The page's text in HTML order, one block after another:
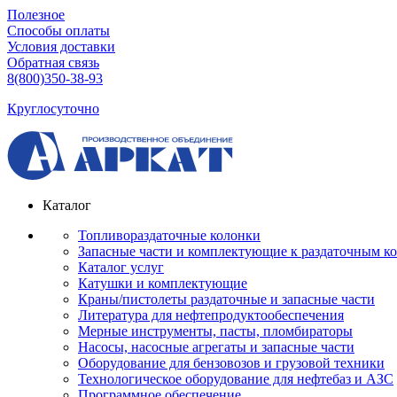
Полезное
Способы оплаты
Условия доставки
Обратная связь
8(800)350-38-93
Круглосуточно
Каталог
Топливораздаточные колонки
Запасные части и комплектующие к раздаточным
Каталог услуг
Катушки и комплектующие
Краны/пистолеты раздаточные и запасные части
Литература для нефтепродуктообеспечения
Мерные инструменты, пасты, пломбираторы
Насосы, насосные агрегаты и запасные части
Оборудование для бензовозов и грузовой техники
Технологическое оборудование для нефтебаз и АЗС